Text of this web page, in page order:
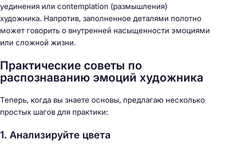
уединения или contemplation (размышления)
художника. Напротив, заполненное деталями полотно
может говорить о внутренней насыщенности эмоциями
или сложной жизни.
Практические советы по
распознаванию эмоций художника
Теперь, когда вы знаете основы, предлагаю несколько
простых шагов для практики:
1. Анализируйте цвета